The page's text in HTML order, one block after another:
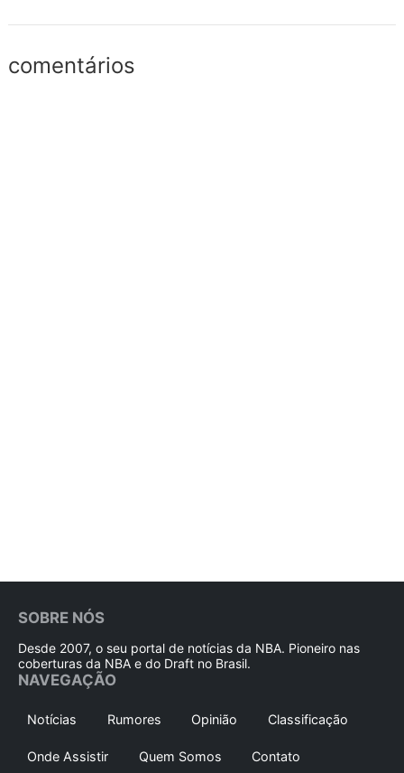
comentários
SOBRE NÓS
Desde 2007, o seu portal de notícias da NBA. Pioneiro nas
coberturas da NBA e do Draft no Brasil.
NAVEGAÇÃO
Notícias Rumores Opinião Classificação
Onde Assistir Quem Somos Contato